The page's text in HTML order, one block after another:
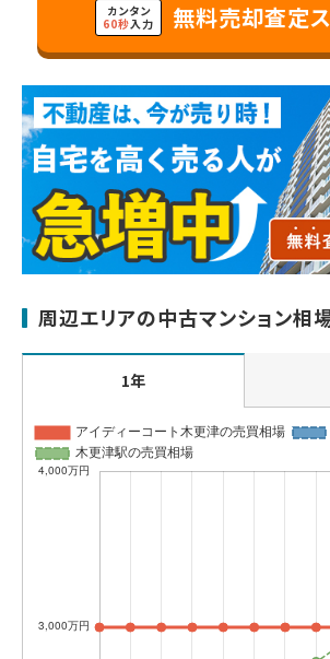
カンタン
60秒入力 無料売却査定
周辺エリアの中古マンション相
1年